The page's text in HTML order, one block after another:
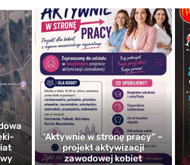
’Aktywnie w stronę pracy” –
projekt aktywizacji
zawodowej kobiet